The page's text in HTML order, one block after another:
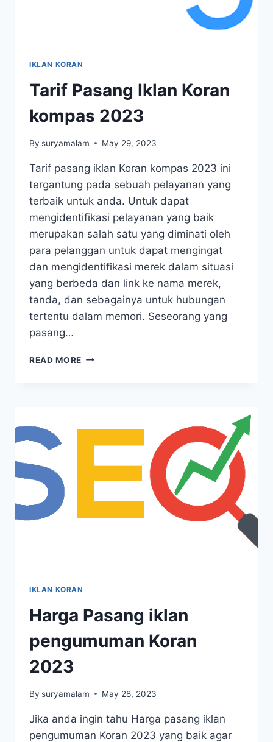
IKLAN KORAN
Tarif Pasang Iklan Koran
kompas 2023
By suryamalam May 29, 2023
Tarif pasang iklan Koran kompas 2023 ini
tergantung pada sebuah pelayanan yang
terbaik untuk anda. Untuk dapat
mengidentifikasi pelayanan yang baik
merupakan salah satu yang diminati oleh
para pelanggan untuk dapat mengingat
dan mengidentifikasi merek dalam situasi
yang berbeda dan link ke nama merek,
tanda, dan sebagainya untuk hubungan
tertentu dalam memori. Seseorang yang
pasang…
READ MORE TARIF
IKLAN KORAN
Harga Pasang iklan
pengumuman Koran
2023
By suryamalam May 28, 2023
Jika anda ingin tahu Harga pasang iklan
pengumuman Koran 2023 yang baik agar